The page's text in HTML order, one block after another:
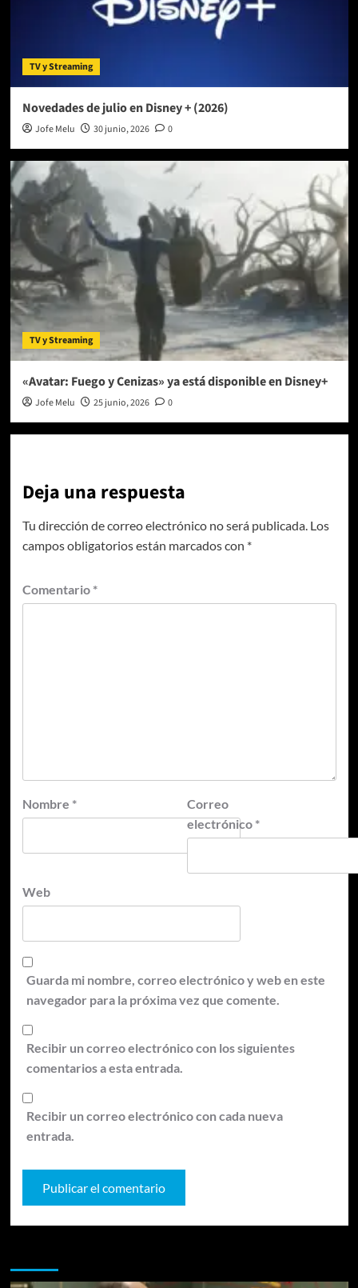
TV y Streaming
Novedades de julio en Disney + (2026)
Jofe Melu 30 junio, 2026 0
TV y Streaming
«Avatar: Fuego y Cenizas» ya está disponible en Disney+
Jofe Melu 25 junio, 2026 0
Deja una respuesta
Tu dirección de correo electrónico no será publicada. Los
campos obligatorios están marcados con *
Comentario *
Nombre *
Correo
electrónico *
Web
Guarda mi nombre, correo electrónico y web en este
navegador para la próxima vez que comente.
Recibir un correo electrónico con los siguientes
comentarios a esta entrada.
Recibir un correo electrónico con cada nueva
entrada.